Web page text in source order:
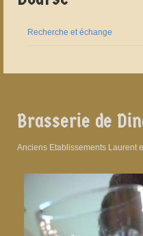
Recherche et échange
Brasserie de
Anciens Etablissements Laurent